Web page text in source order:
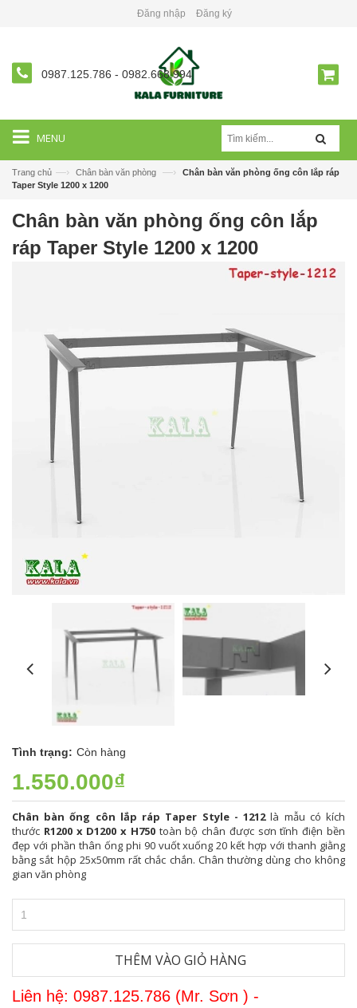
Đăng nhập Đăng ký
0987.125.786 - 0982.668.994
MENU
Trang chủ —› Chân bàn văn phòng —›
Chân bàn văn phòng ống côn lắp ráp
Taper Style 1200 x 1200
Chân bàn văn phòng ống côn lắp
ráp Taper Style 1200 x 1200
Tình trạng: Còn hàng
1.550.000₫
Chân bàn ống côn lắp ráp Taper Style - 1212là mẫu có kích
thước R1200 x D1200 x H750 toàn bộ chân được sơn tĩnh điện bền
đẹp với phần thân ống phi 90 vuốt xuống 20 kết hợp với thanh giằng
bằng sắt hộp 25x50mm rất chắc chắn. Chân thường dùng cho không
gian văn phòng
THÊM VÀO GIỎ HÀNG
Liên hệ: 0987.125.786 (Mr. Sơn ) -